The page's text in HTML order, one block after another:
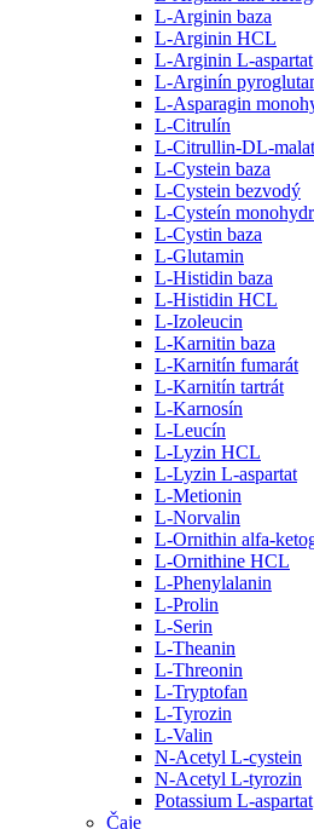
L-Arginin baza
L-Arginin HCL
L-Arginin L-aspartat
L-Arginín
L-Asparagin
L-Citrulín
L-Citrullin-DL-
L-Cystein baza
L-Cystein bezvodý
L-Cysteín
L-Cystin baza
L-Glutamin
L-Histidin baza
L-Histidin HCL
L-Izoleucin
L-Karnitin baza
L-Karnitín fumarát
L-Karnitín tartrát
L-Karnosín
L-Leucín
L-Lyzin HCL
L-Lyzin L-aspartat
L-Metionin
L-Norvalin
L-Ornithin alfa-
L-Ornithine HCL
L-Phenylalanin
L-Prolin
L-Serin
L-Theanin
L-Threonin
L-Tryptofan
L-Tyrozin
L-Valin
N-Acetyl L-cystein
N-Acetyl L-tyrozin
Potassium L-aspartat
Čaje